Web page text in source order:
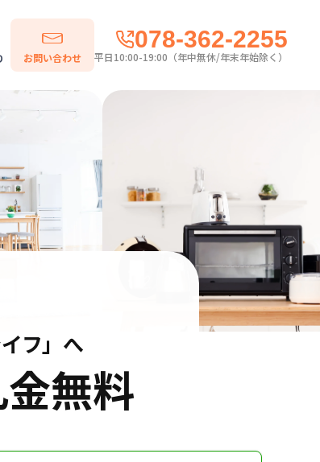
お問い合わせ
078-362-2255
平日10:00-19:00（年中無休/年末年始除く）
イフ」へ
無料